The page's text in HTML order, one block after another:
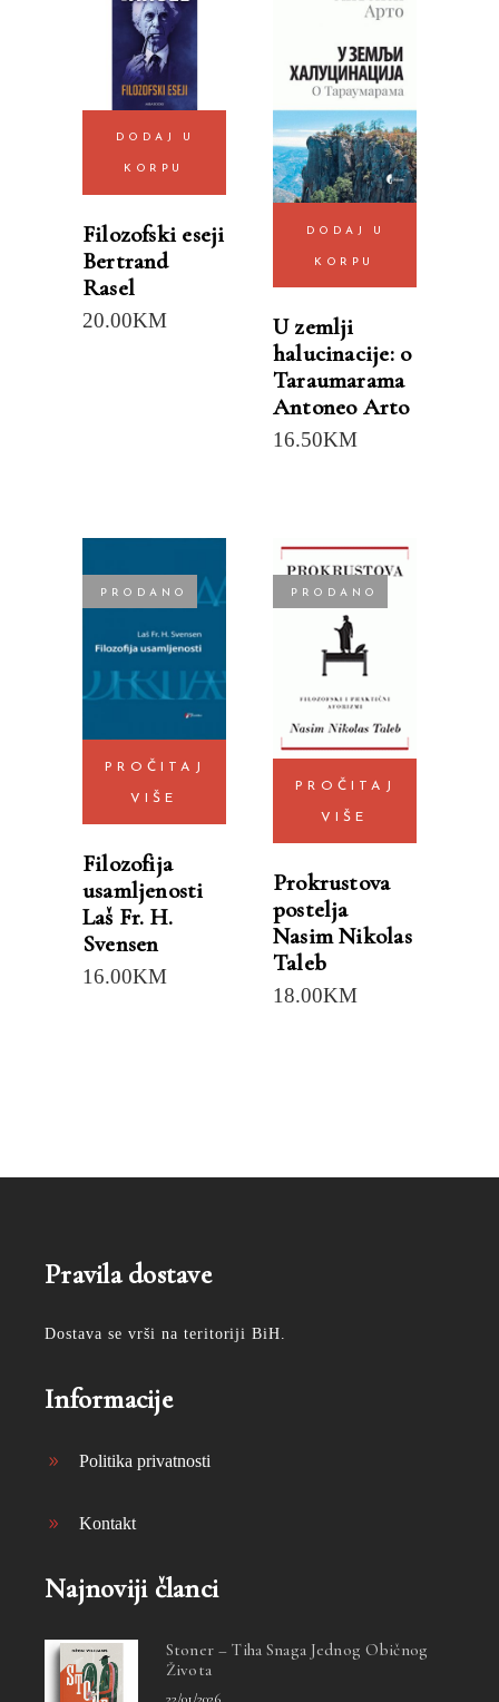
DODAJ U
KORPU
Filozofski eseji
Bertrand
Rasel
20.00KM
DODAJ U
KORPU
U zemlji
halucinacije: o
Taraumarama
Antoneo Arto
16.50KM
PRODANO
PROČITAJ
VIŠE
Filozofija
usamljenosti
Laš Fr. H.
Svensen
16.00KM
PRODANO
PROČITAJ
VIŠE
Prokrustova
postelja
Nasim Nikolas
Taleb
18.00KM
Pravila dostave
Dostava se vrši na teritoriji BiH.
Informacije
Politika privatnosti
Kontakt
Najnoviji članci
Stoner – Tiha Snaga Jednog Običnog
Života
22/01/2026